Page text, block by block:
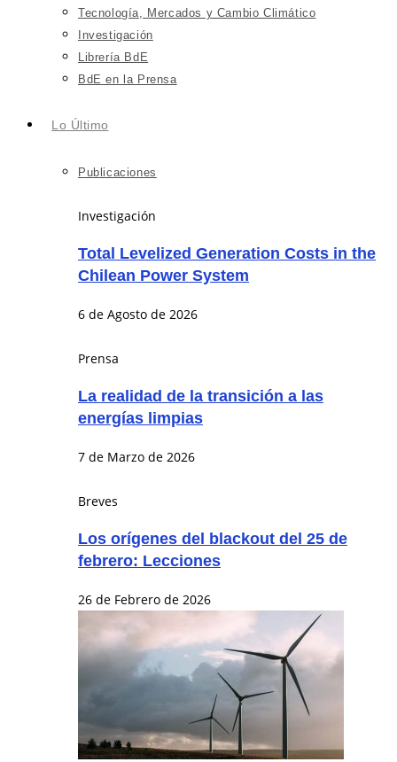
Tecnología, Mercados y Cambio Climático
Investigación
Librería BdE
BdE en la Prensa
Lo Último
Publicaciones
Investigación
Total Levelized Generation Costs in the
Chilean Power System
6 de Agosto de 2026
Prensa
La realidad de la transición a las
energías limpias
7 de Marzo de 2026
Breves
Los orígenes del blackout del 25 de
febrero: Lecciones
26 de Febrero de 2026